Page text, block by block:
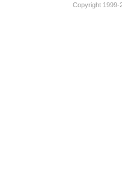
Copyright 1999-